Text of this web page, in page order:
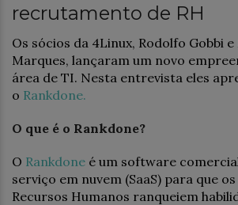
recrutamento de RH
Os sócios da 4Linux, Rodolfo Gobbi
Marques, lançaram um novo
área de TI. Nesta entrevista eles
o Rankdone.
O que é o Rankdone?
O Rankdone é um software
serviço em nuvem (SaaS) para que
Recursos Humanos ranqueiem